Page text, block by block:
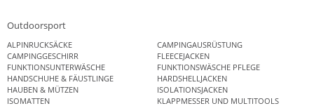
Outdoorsport
ALPINRUCKSÄCKE
CAMPINGAUSRÜSTUNG
CAMPINGGESCHIRR
FLEECEJACKEN
FUNKTIONSUNTERWÄSCHE
FUNKTIONSWÄSCHE PFLEGE
HANDSCHUHE & FÄUSTLINGE
HARDSHELLJACKEN
HAUBEN & MÜTZEN
ISOLATIONSJACKEN
ISOMATTEN
KLAPPMESSER UND MULTITOOLS